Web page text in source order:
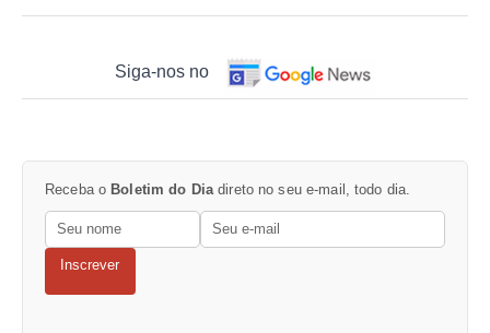
Siga-nos no
Receba o Boletim do Diadireto no seu e-mail, todo dia.
Inscrever